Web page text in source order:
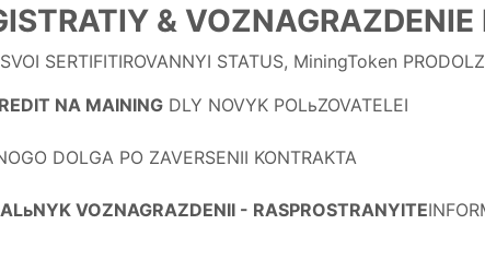
& VOZNAGRAZDENIE
SERTIFITIROVANNYI STATUS, MiningToken
NA MAINING DLY NOVYK POLьZOVATELEI
DOLGA PO ZAVERSENII KONTRAKTA
VOZNAGRAZDENII - RASPROSTRANYITE